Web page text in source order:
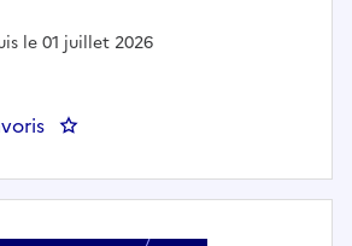
le 01 juillet 2026
: Directeur Technique (h/f) -